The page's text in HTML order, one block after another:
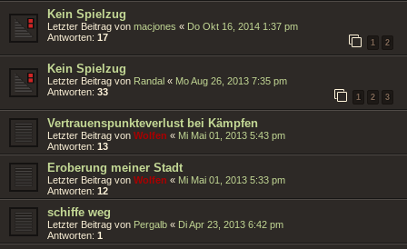
Kein Spielzug
Letzter Beitrag von macjones « Do Okt 16, 2014 1:37 pm
Antworten: 17
1 2
Kein Spielzug
Letzter Beitrag von Randal « Mo Aug 26, 2013 7:35 pm
Antworten: 33
1 2 3
Vertrauenspunkteverlust bei Kämpfen
Letzter Beitrag von Wolfen « Mi Mai 01, 2013 5:43 pm
Antworten: 13
Eroberung meiner Stadt
Letzter Beitrag von Wolfen « Mi Mai 01, 2013 5:33 pm
Antworten: 12
schiffe weg
Letzter Beitrag von Pergalb « Di Apr 23, 2013 6:42 pm
Antworten: 1